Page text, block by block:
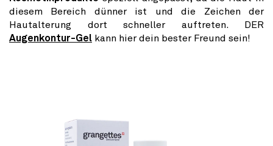
diesem Bereich dünner ist und die Zeichen der
Hautalterung dort schneller auftreten. DER
Augenkontur-Gel kann hier dein bester Freund sein!